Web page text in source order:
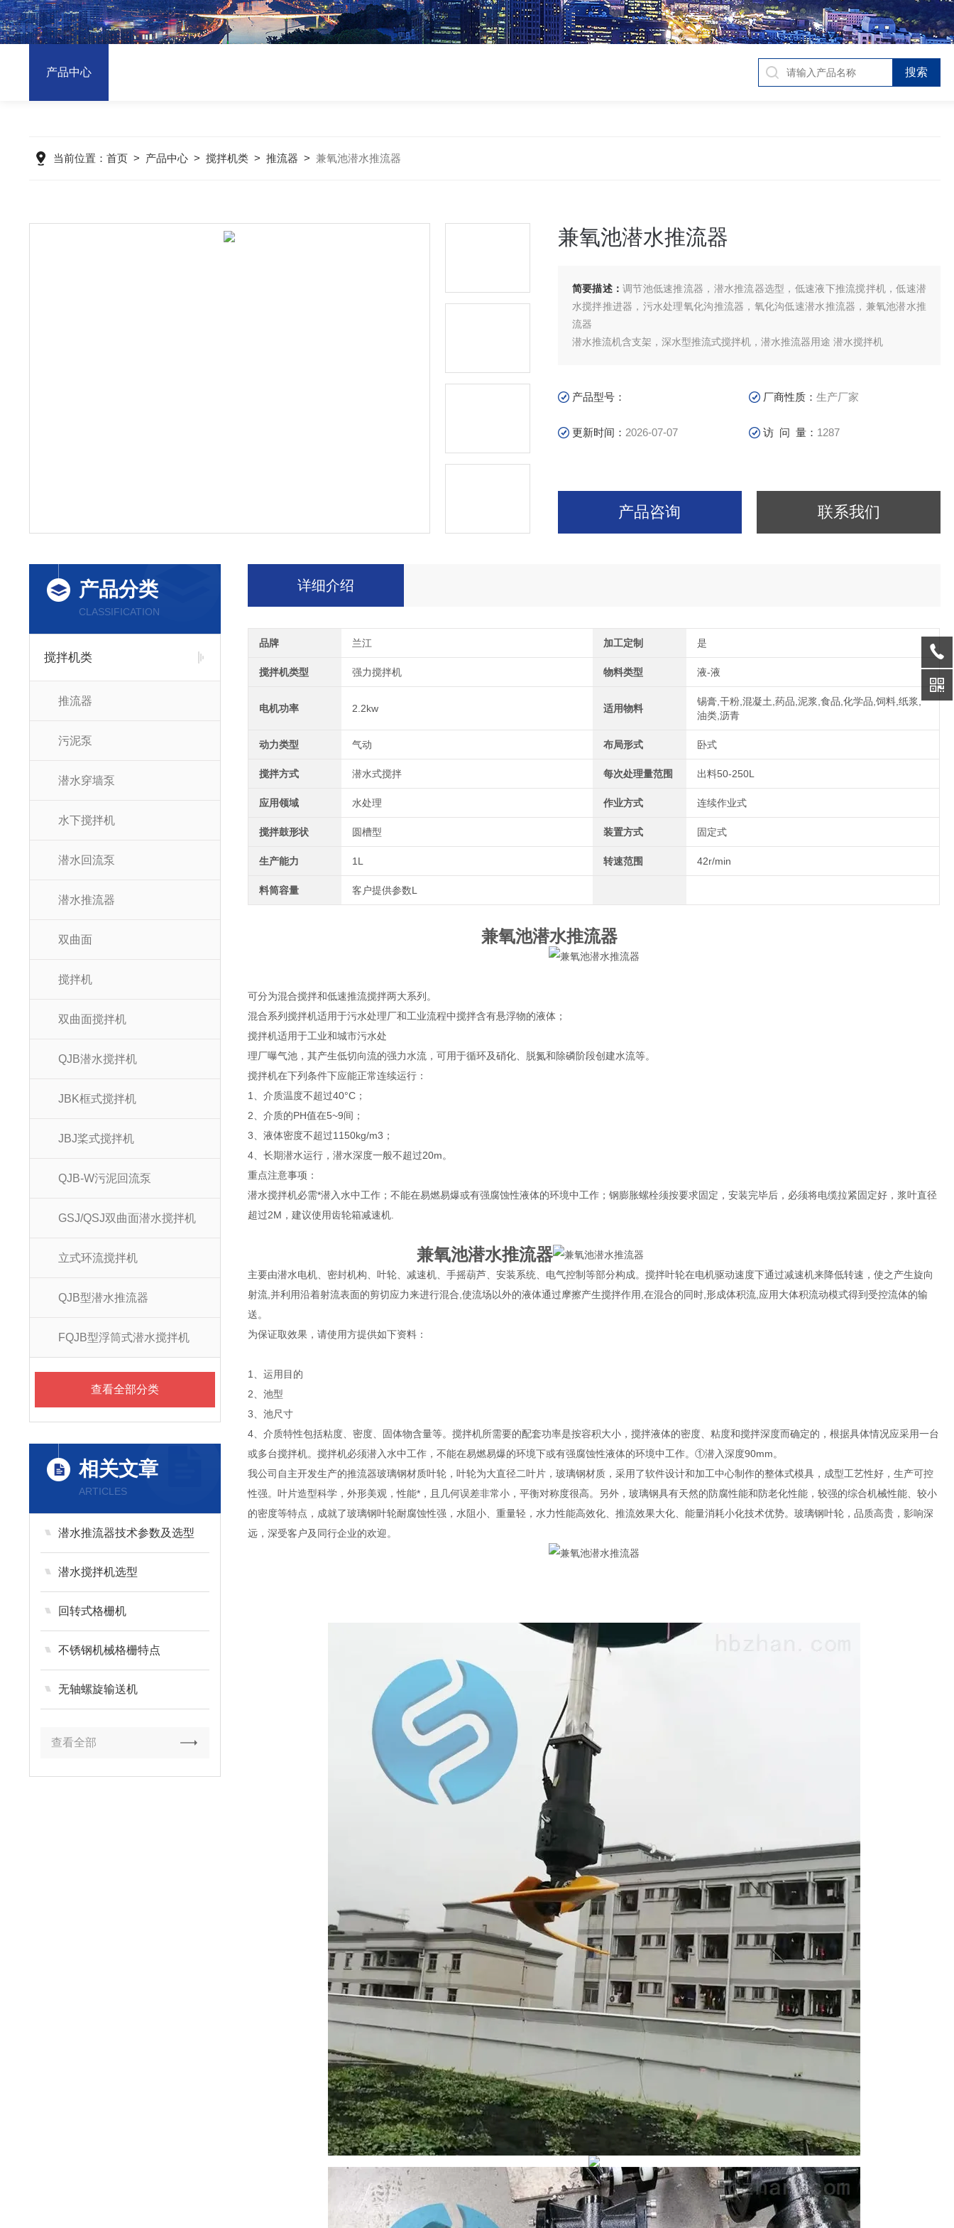
产品中心
当前位置： 首页> 产品中心> 搅拌机类> 推流器 > 兼氧池潜水推流器
兼氧池潜水推流器
简要描述：调节池低速推流器，潜水推流器选型，低速液下推流搅拌机，低速潜
水搅拌推进器，污水处理氧化沟推流器，氧化沟低速潜水推流器，兼氧池潜水推
流器
潜水推流机含支架，深水型推流式搅拌机，潜水推流器用途 潜水搅拌机
流速则会影响工艺效果且造成浪费
产品型号： 厂商性质：生产厂家
更新时间： 2026-07-07 访 问 量： 1287
产品咨询 联系我们
产品分类
CLASSIFICATION
搅拌机类
推流器
污泥泵
潜水穿墙泵
水下搅拌机
潜水回流泵
潜水推流器
双曲面
搅拌机
双曲面搅拌机
QJB潜水搅拌机
JBK框式搅拌机
JBJ桨式搅拌机
QJB-W污泥回流泵
GSJ/QSJ双曲面潜水搅拌机
立式环流搅拌机
QJB型潜水推流器
FQJB型浮筒式潜水搅拌机
查看全部分类
相关文章
ARTICLES
潜水推流器技术参数及选型
潜水搅拌机选型
回转式格栅机
不锈钢机械格栅特点
无轴螺旋输送机
查看全部
详细介绍
品牌 兰江 加工定制 是
搅拌机类型 强力搅拌机 物料类型 液-液
电机功率 2.2kw 适用物料
锡膏,干粉,混凝土,药品,泥浆,食品,化学品,饲料,纸浆,
油类,沥青
动力类型 气动 布局形式 卧式
搅拌方式 潜水式搅拌 每次处理量范围 出料50-250L
应用领域 水处理 作业方式 连续作业式
搅拌鼓形状 圆槽型 装置方式 固定式
生产能力 1L 转速范围 42r/min
料筒容量 客户提供参数L
兼氧池潜水推流器
可分为混合搅拌和低速推流搅拌两大系列。
混合系列搅拌机适用于污水处理厂和工业流程中搅拌含有悬浮物的液体；
搅拌机适用于工业和城市污水处
理厂曝气池，其产生低切向流的强力水流，可用于循环及硝化、脱氮和除磷阶段创建水流等。
搅拌机在下列条件下应能正常连续运行：
1、介质温度不超过40°C；
2、介质的PH值在5~9间；
3、液体密度不超过1150kg/m3；
4、长期潜水运行，潜水深度一般不超过20m。
重点注意事项：
潜水搅拌机必需*潜入水中工作；不能在易燃易爆或有强腐蚀性液体的环境中工作；钢膨胀螺栓须按要求固定，安装完毕后，必须将电缆拉紧固定好，浆叶直径
超过2M，建议使用齿轮箱减速机.
兼氧池潜水推流器
主要由潜水电机、密封机构、叶轮、减速机、手摇葫芦、安装系统、电气控制等部分构成。搅拌叶轮在电机驱动速度下通过减速机来降低转速，使之产生旋向
射流,并利用沿着射流表面的剪切应力来进行混合,使流场以外的液体通过摩擦产生搅拌作用,在混合的同时,形成体积流,应用大体积流动模式得到受控流体的输
送。
为保证取效果，请使用方提供如下资料：
1、运用目的
2、池型
3、池尺寸
4、介质特性包括粘度、密度、固体物含量等。搅拌机所需要的配套功率是按容积大小，搅拌液体的密度、粘度和搅拌深度而确定的，根据具体情况应采用一台
或多台搅拌机。搅拌机必须潜入水中工作，不能在易燃易爆的环境下或有强腐蚀性液体的环境中工作。①潜入深度90mm。
我公司自主开发生产的推流器玻璃钢材质叶轮，叶轮为大直径二叶片，玻璃钢材质，采用了软件设计和加工中心制作的整体式模具，成型工艺性好，生产可控
性强。叶片造型科学，外形美观，性能*，且几何误差非常小，平衡对称度很高。另外，玻璃钢具有天然的防腐性能和防老化性能，较强的综合机械性能、较小
的密度等特点，成就了玻璃钢叶轮耐腐蚀性强，水阻小、重量轻，水力性能高效化、推流效果大化、能量消耗小化技术优势。玻璃钢叶轮，品质高贵，影响深
远，深受客户及同行企业的欢迎。